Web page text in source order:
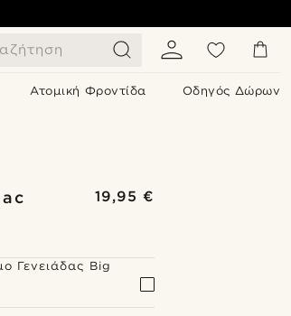
Ατομική Φροντίδα Οδηγός Δώρων
19,95 €
Γενειάδας Big